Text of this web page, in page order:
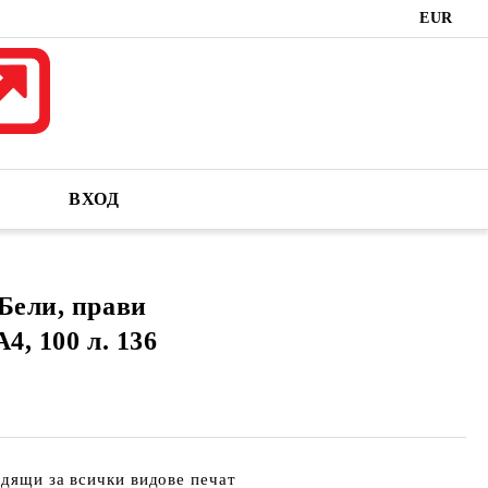
EUR
ВХОД
прави
100 л. 136
за всички видове печат